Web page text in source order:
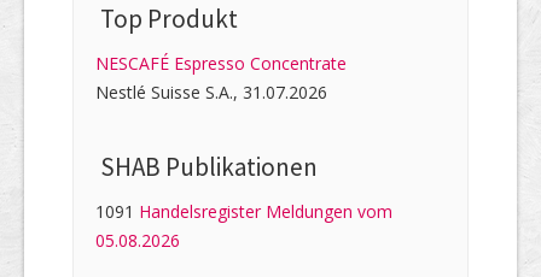
Top Produkt
NESCAFÉ Espresso Concentrate
Nestlé Suisse S.A., 31.07.2026
SHAB Publi­kati­onen
1091 Handelsregister Meldungen vom
05.08.2026